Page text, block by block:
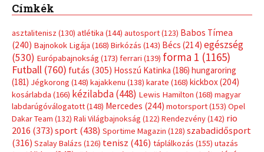
(222) vívás(174)
úszás(361)
Hirdetés